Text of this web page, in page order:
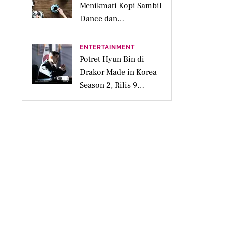
Menikmati Kopi Sambil
Dance dan
Bersosialisasi
ENTERTAINMENT
Potret Hyun Bin di
Drakor Made in Korea
Season 2, Rilis 9
September Mendatang